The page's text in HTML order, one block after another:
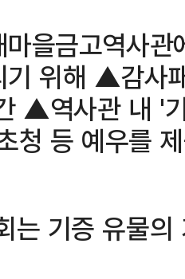
을금고역사
기 위해 ▲감사
▲역사관 내 '
등 예우를
는 기증 유물